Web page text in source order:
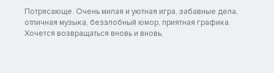
Потрясающе. Очень милая и уютная игра, забавные дела,
отличная музыка, беззлобный юмор, приятная графика.
Хочется возвращаться вновь и вновь.